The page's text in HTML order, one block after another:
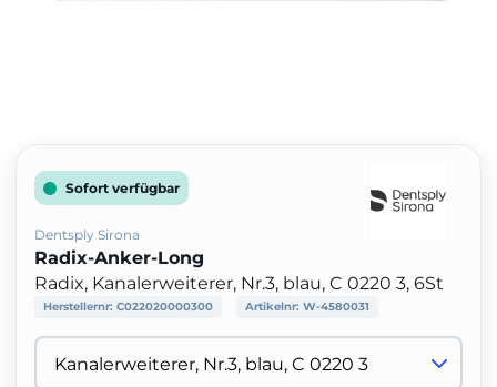
Sofort verfügbar
Dentsply Sirona
Radix-Anker-Long
Radix, Kanalerweiterer, Nr.3, blau, C 0220 3, 6St
Herstellernr: C022020000300 Artikelnr: W-4580031